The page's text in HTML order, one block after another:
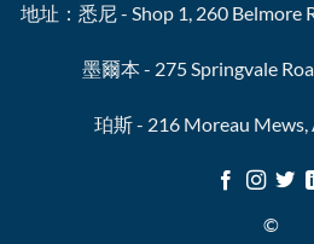
地址：悉尼 - Shop 1, 260 Belmore
墨爾本 - 275 Springvale
珀斯 - 216 Moreau Mews,
©